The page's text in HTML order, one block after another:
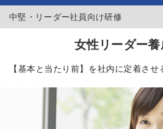
中堅・リーダー社員向け研修
女性リーダー
【基本と当たり前】を社内に定着さ